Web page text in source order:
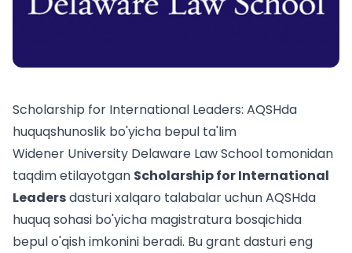
Scholarship for International Leaders: AQSHda
huquqshunoslik bo'yicha bepul ta'lim
Widener University Delaware Law School tomonidan
taqdim etilayotgan Scholarship for International
Leadersdasturi xalqaro talabalar uchun AQSHda
huquq sohasi bo'yicha magistratura bosqichida
bepul o'qish imkonini beradi. Bu grant dasturi eng